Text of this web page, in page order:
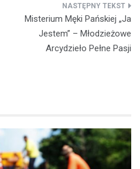
Misterium Męki Pańskiej „Ja
Jestem” – Młodzieżowe
Arcydzieło Pełne Pasji